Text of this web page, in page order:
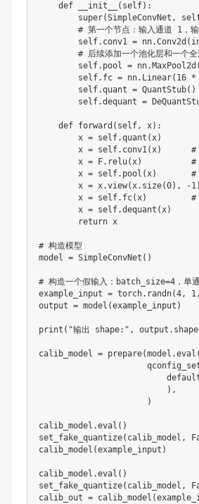
    def __init__(self):
super(SimpleConvNet,
# 第一个节点：输入通道 1，
self.conv1 =
# 后续添加一个池化层和一个全
self.pool =
self.fc = nn.Linear(16 *
        self.quant = QuantStub()
self.dequant =
    def forward(self, x):
        x = self.quant(x)
x = self.conv1(x)      #
x = F.relu(x)          #
x = self.pool(x)       #
x = x.view(x.size(0), -
x = self.fc(x)         #
        x = self.dequant(x)
        return x
# 构造模型
model = SimpleConvNet()
# 构造一个假输入：batch_size=4，单
example_input = torch.randn(4,
output = model(example_input)
print("输出 shape:",
calib_model =
                          ),
                      )
calib_model.eval()
set_fake_quantize(calib_model,
calib_model(example_input)
set_fake_quantize(calib_model,
calib_out =